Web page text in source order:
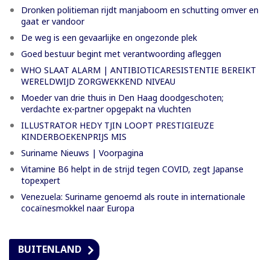
Dronken politieman rijdt manjaboom en schutting omver en
gaat er vandoor
De weg is een gevaarlijke en ongezonde plek
Goed bestuur begint met verantwoording afleggen
WHO SLAAT ALARM | ANTIBIOTICARESISTENTIE BEREIKT
WERELDWIJD ZORGWEKKEND NIVEAU
Moeder van drie thuis in Den Haag doodgeschoten;
verdachte ex-partner opgepakt na vluchten
ILLUSTRATOR HEDY TJIN LOOPT PRESTIGIEUZE
KINDERBOEKENPRIJS MIS
Suriname Nieuws | Voorpagina
Vitamine B6 helpt in de strijd tegen COVID, zegt Japanse
topexpert
Venezuela: Suriname genoemd als route in internationale
cocaïnesmokkel naar Europa
BUITENLAND